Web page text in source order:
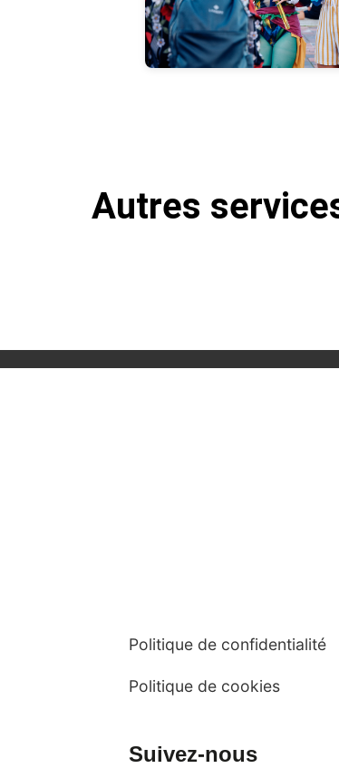
Autres
Politique de confidentialité
Politique de cookies
Suivez-nous